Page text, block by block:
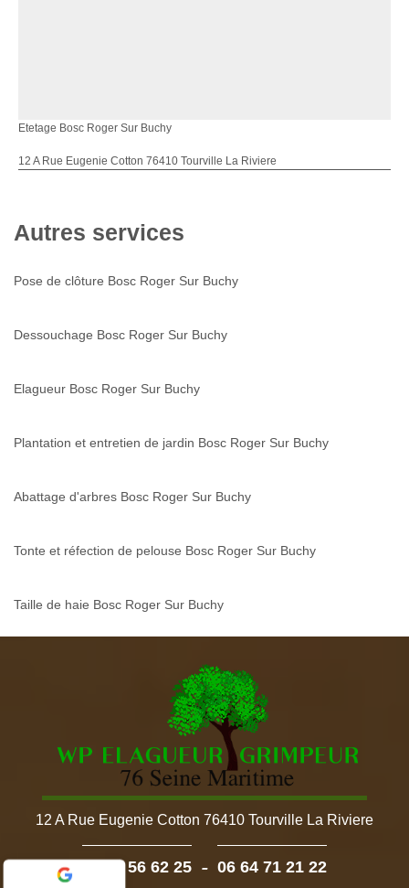
Etetage Bosc Roger Sur Buchy
12 A Rue Eugenie Cotton 76410 Tourville La Riviere
Autres services
Pose de clôture Bosc Roger Sur Buchy
Dessouchage Bosc Roger Sur Buchy
Elagueur Bosc Roger Sur Buchy
Plantation et entretien de jardin Bosc Roger Sur Buchy
Abattage d'arbres Bosc Roger Sur Buchy
Tonte et réfection de pelouse Bosc Roger Sur Buchy
Taille de haie Bosc Roger Sur Buchy
12 A Rue Eugenie Cotton 76410 Tourville La Riviere
02 52 56 62 25 - 06 64 71 21 22